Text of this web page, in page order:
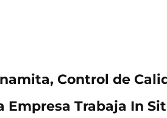
Control de
Empresa Trabaja In